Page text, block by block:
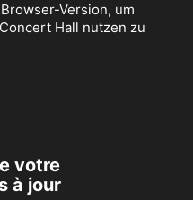
Version, um
Hall nutzen zu
votre
à jour